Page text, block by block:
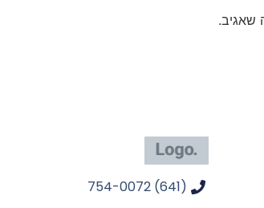
שאגיב.
(641) 754-0072